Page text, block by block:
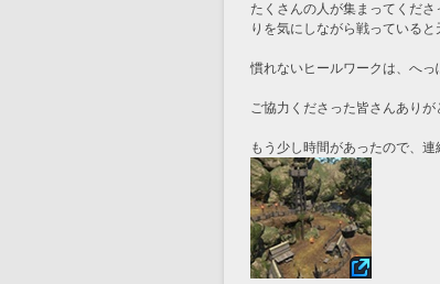
たくさんの人が集まってくだ
りを気にしながら戦っている
慣れないヒールワークは、へ
ご協力くださった皆さんあり
もう少し時間があったので、連